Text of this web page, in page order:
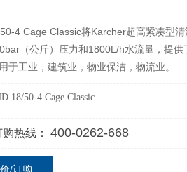
4 Cage Classic将Karcher超高紧凑型
（公斤）压力和1800L/h水流量，提供
于工业，建筑业，物业保洁，物流业。
18/50-4 Cage Classic
热线： 400-0262-668
/订购